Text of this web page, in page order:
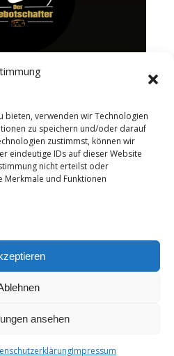
bieten, verwenden wir Technologien
zu speichern und/oder darauf
zustimmst, können wir
eindeutige IDs auf dieser Website
nicht erteilst oder
Merkmale und Funktionen
ansehen
Impressum
Das Käseportal Merchandise
von WP Royal